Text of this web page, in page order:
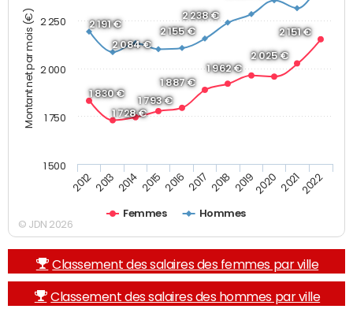
Montant net par mois (€)
1 830 €
1 728 €
1 793 €
1 887 €
1 962 €
2 025 €
2 151 €
2 191 €
2 084 €
2 155 €
2 238 €
Femmes Hommes
2012 2013 2014 2015 2016 2017 2018 20192020 20212022
2 000
1 500
1 750
2 250
© JDN 2026
Classement des salaires des femmes par ville
Classement des salaires des hommes par ville